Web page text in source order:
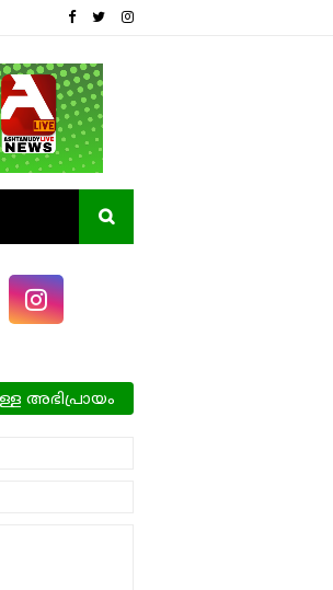
അഭിപ്രായം